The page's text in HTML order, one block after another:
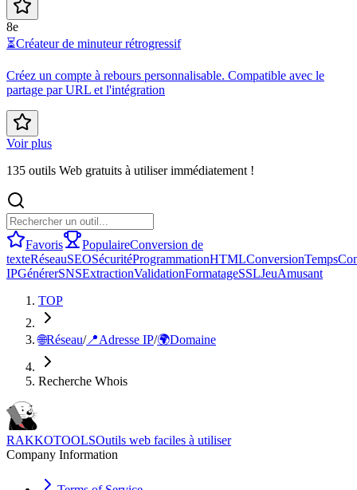
8e
⏳Créateur de minuteur rétrogressif
Créez un compte à rebours personnalisable. Compatible avec le
partage par URL et l'intégration
Voir plus
135 outils Web gratuits à utiliser immédiatement !
Favoris PopulaireConversion de
texteRéseauSEOSécuritéProgrammationHTMLConversionTemps
IPGénérerSNSExtractionValidationFormatageSSLJeuAmusant
TOP
🌐Réseau/📍Adresse IP/🌍Domaine
Recherche Whois
RAKKOTOOLSOutils web faciles à utiliser
Company Information